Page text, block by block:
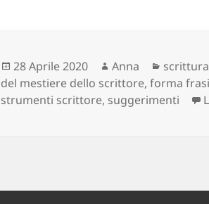
Scritto
il
28 Aprile 2020 Autore
Anna scrittura
del mestiere dello scrittore,forma frasi
strumenti scrittore, suggerimenti